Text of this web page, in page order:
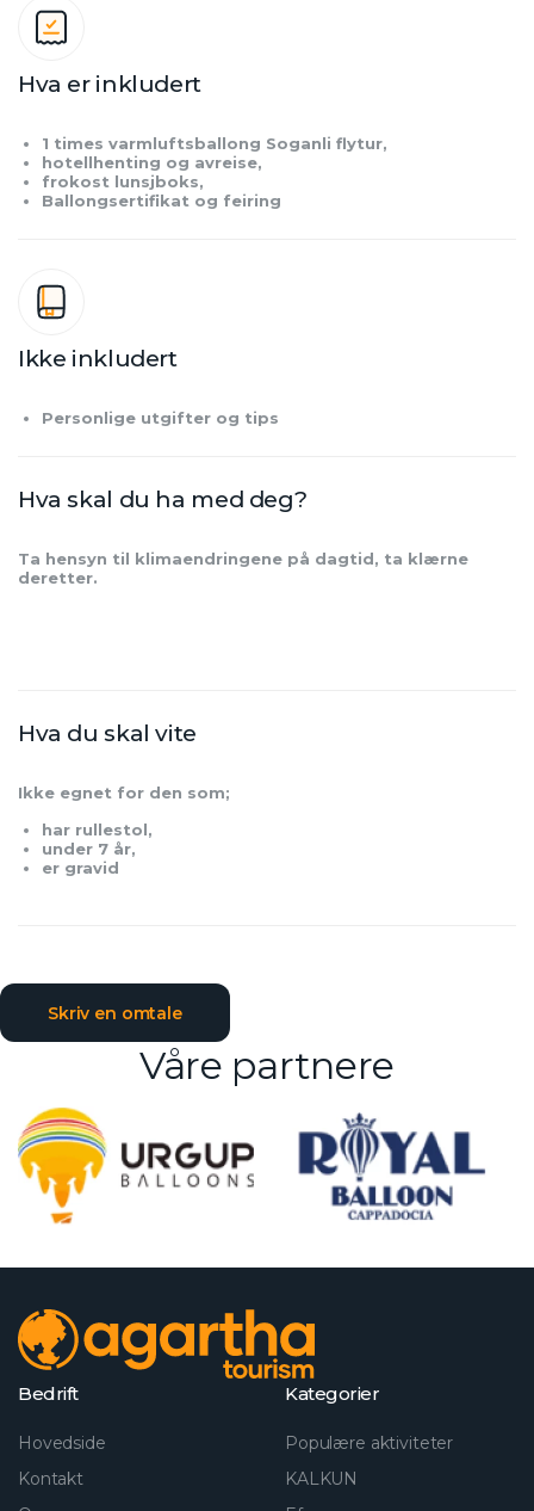
Hva er inkludert
1 times varmluftsballong Soganli flytur,
hotellhenting og avreise,
frokost lunsjboks,
Ballongsertifikat og feiring
Ikke inkludert
Personlige utgifter og tips
Hva skal du ha med deg?
Ta hensyn til klimaendringene på dagtid, ta klærne
deretter.
Hva du skal vite
Ikke egnet for den som;
har rullestol,
under 7 år,
er gravid
Skriv en omtale
Våre partnere
Bedrift
Hovedside
Kontakt
Kategorier
Populære aktiviteter
KALKUN